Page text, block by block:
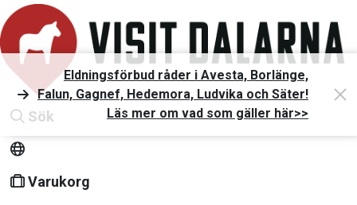
Sök
Varukorg
Eldningsförbud råder i Avesta, Borlänge,
Falun, Gagnef, Hedemora, Ludvika och Säter!
Läs mer om vad som gäller här>>